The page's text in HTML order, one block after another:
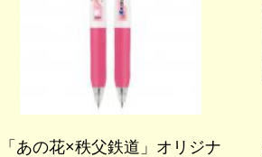
「あの花×秩父鉄道」オリジナ